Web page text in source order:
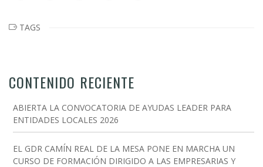
TAGS
CONTENIDO RECIENTE
ABIERTA LA CONVOCATORIA DE AYUDAS LEADER PARA
ENTIDADES LOCALES 2026
EL GDR CAMÍN REAL DE LA MESA PONE EN MARCHA UN
CURSO DE FORMACIÓN DIRIGIDO A LAS EMPRESARIAS Y